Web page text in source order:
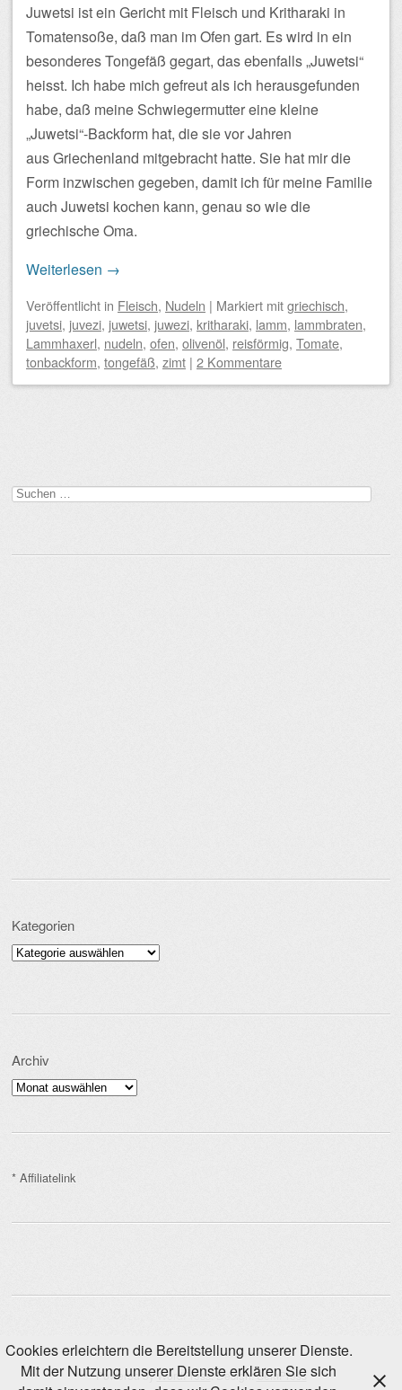
Juwetsi ist ein Gericht mit Fleisch und Kritharaki in
Tomatensoße, daß man im Ofen gart. Es wird in ein
besonderes Tongefäß gegart, das ebenfalls „Juwetsi“
heisst. Ich habe mich gefreut als ich herausgefunden
habe, daß meine Schwiegermutter eine kleine
„Juwetsi“-Backform hat, die sie vor Jahren
aus Griechenland mitgebracht hatte. Sie hat mir die
Form inzwischen gegeben, damit ich für meine Familie
auch Juwetsi kochen kann, genau so wie die
griechische Oma.
Weiterlesen →
Veröffentlicht in Fleisch, Nudeln | Markiert mitgriechisch,
juvetsi, juvezi, juwetsi, juwezi, kritharaki, lamm, lammbraten,
Lammhaxerl, nudeln, ofen, olivenöl, reisförmig, Tomate,
tonbackform, tongefäß, zimt | 2 Kommentare
Suchen
nach:
Kategorien
Kategorien
Archiv
Archiv
* Affiliatelink
Powered byWordPress. Design:SemPress
Cookies erleichtern die Bereitstellung unserer Dienste.
Mit der Nutzung unserer Dienste erklären Sie sich